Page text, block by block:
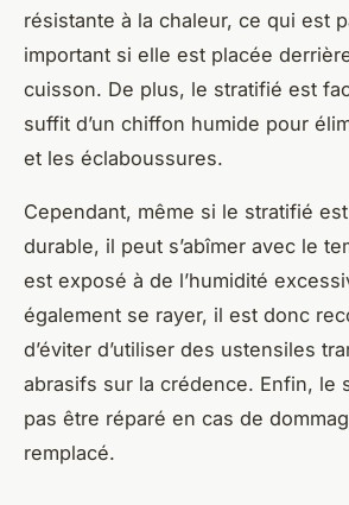
résistante à la chaleur, ce qui est
important si elle est placée
cuisson. De plus, le stratifié est
suffit d’un chiffon humide pour
et les éclaboussures.
Cependant, même si le stratifié
durable, il peut s’abîmer avec le
est exposé à de l’humidité
également se rayer, il est donc
d’éviter d’utiliser des ustensiles
abrasifs sur la crédence. Enfin, le
pas être réparé en cas de
remplacé.